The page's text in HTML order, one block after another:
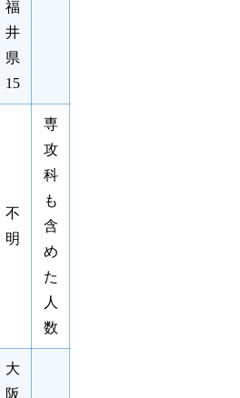
福
井
県
15
不
明
専
攻
科
も
含
め
た
人
数
大
阪